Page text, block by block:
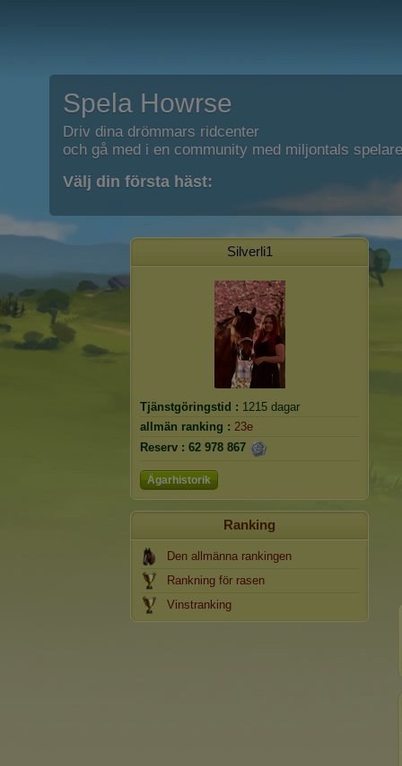
Spela Howrse
Driv dina drömmars ridcenter
och gå med i en community med miljontals
Välj din första häst:
Silverli1
Tjänstgöringstid : 1215 dagar
allmän ranking : 23e
Reserv : 62 978 867
Ägarhistorik
Ranking
Den allmänna rankingen
Rankning för rasen
Vinstranking